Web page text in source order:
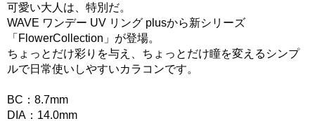
可愛い大人は、特別だ。
WAVE ワンデー UV リング plusから新シリーズ
「FlowerCollection」が登場。
ちょっとだけ彩りを与え、ちょっとだけ瞳を変えるシンプ
ルで日常使いしやすいカラコンです。
BC：8.7mm
DIA：14.0mm